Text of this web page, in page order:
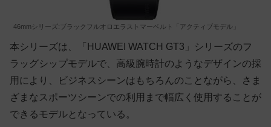
46mmシリーズ:ブラックフルオロエラストマーベルト「アクティブモデル」
本シリーズは、「HUAWEI WATCH GT3」シリーズのフ
ラッグシップモデルで、高級腕時計のようなデザインの採
用により、ビジネスシーンはもちろんのことながら、さま
ざまなスポーツシーンでの利用まで幅広く使用することが
できるモデルとなっている。